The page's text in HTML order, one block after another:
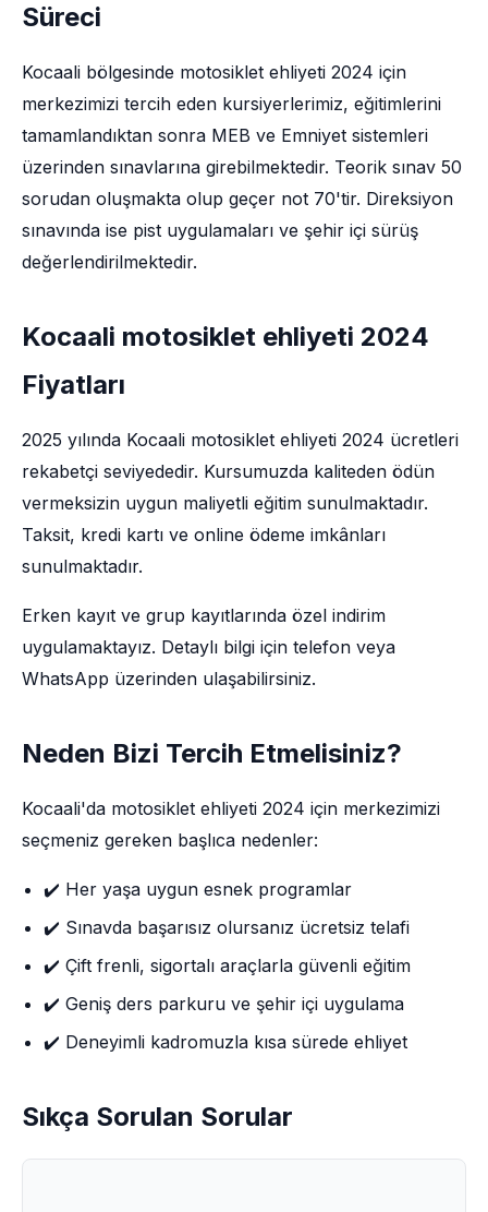
Süreci
Kocaali bölgesinde motosiklet ehliyeti 2024 için
merkezimizi tercih eden kursiyerlerimiz, eğitimlerini
tamamlandıktan sonra MEB ve Emniyet sistemleri
üzerinden sınavlarına girebilmektedir. Teorik sınav 50
sorudan oluşmakta olup geçer not 70'tir. Direksiyon
sınavında ise pist uygulamaları ve şehir içi sürüş
değerlendirilmektedir.
Kocaali motosiklet ehliyeti 2024
Fiyatları
2025 yılında Kocaali motosiklet ehliyeti 2024 ücretleri
rekabetçi seviyededir. Kursumuzda kaliteden ödün
vermeksizin uygun maliyetli eğitim sunulmaktadır.
Taksit, kredi kartı ve online ödeme imkânları
sunulmaktadır.
Erken kayıt ve grup kayıtlarında özel indirim
uygulamaktayız. Detaylı bilgi için telefon veya
WhatsApp üzerinden ulaşabilirsiniz.
Neden Bizi Tercih Etmelisiniz?
Kocaali'da motosiklet ehliyeti 2024 için merkezimizi
seçmeniz gereken başlıca nedenler:
✔️ Her yaşa uygun esnek programlar
✔️ Sınavda başarısız olursanız ücretsiz telafi
✔️ Çift frenli, sigortalı araçlarla güvenli eğitim
✔️ Geniş ders parkuru ve şehir içi uygulama
✔️ Deneyimli kadromuzla kısa sürede ehliyet
Sıkça Sorulan Sorular